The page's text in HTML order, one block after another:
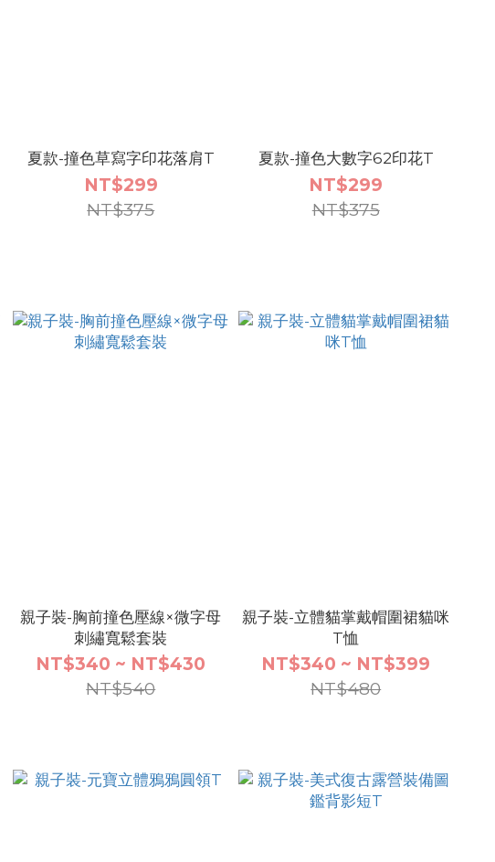
夏款-撞色草寫字印花落肩T
NT$299
NT$375
夏款-撞色大數字62印花T
NT$299
NT$375
親子裝-胸前撞色壓線×微字母
刺繡寬鬆套裝
NT$340 ~ NT$430
NT$540
親子裝-立體貓掌戴帽圍裙貓咪
T恤
NT$340 ~ NT$399
NT$480